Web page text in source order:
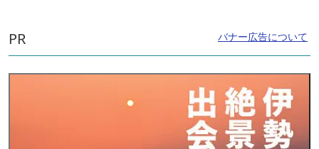
PR バナー広告について